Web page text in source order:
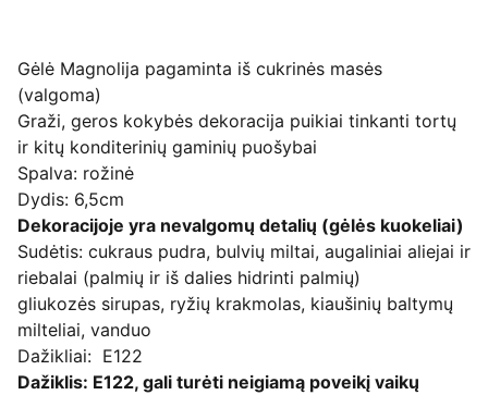
Gėlė Magnolija pagaminta iš cukrinės masės
(valgoma)
Graži, geros kokybės dekoracija puikiai tinkanti tortų
ir kitų konditerinių gaminių puošybai
Spalva: rožinė
Dydis: 6,5cm
Dekoracijoje yra nevalgomų detalių (gėlės kuokeliai)
Sudėtis: cukraus pudra, bulvių miltai, augaliniai aliejai ir
riebalai (palmių ir iš dalies hidrinti palmių)
gliukozės sirupas, ryžių krakmolas, kiaušinių baltymų
milteliai, vanduo
Dažikliai: E122
Dažiklis: E122, gali turėti neigiamą poveikį vaikų